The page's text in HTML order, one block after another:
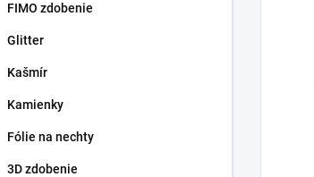
FIMO zdobenie
Glitter
Kašmír
Kamienky
Fólie na nechty
3D zdobenie